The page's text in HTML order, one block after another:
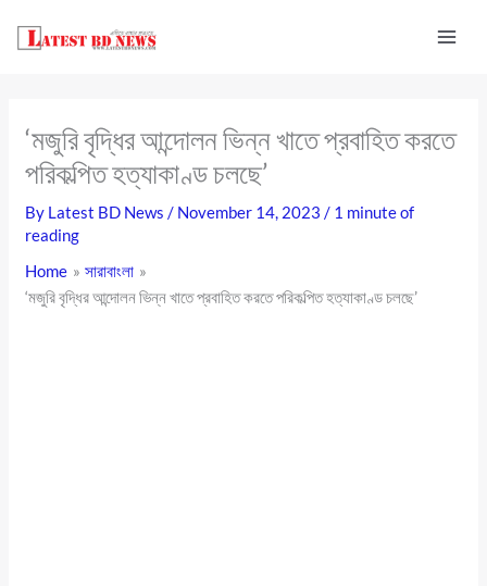
‘মজুরি বৃদ্ধির আন্দোলন ভিন্ন খাতে প্রবাহিত করতে
পরিকল্পিত হত্যাকাণ্ড চলছে’
By Latest BD News/ November 14, 2023/ 1 minute of
reading
Home
সারাবাংলা
‘মজুরি বৃদ্ধির আন্দোলন ভিন্ন খাতে প্রবাহিত করতে পরিকল্পিত হত্যাকাণ্ড চলছে’